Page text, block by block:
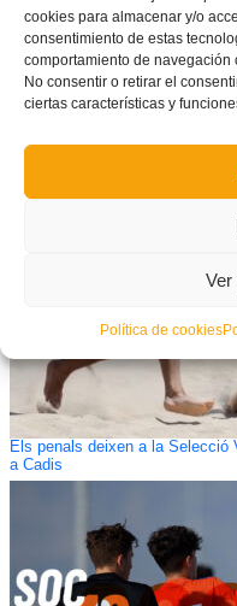
cookies para almacenar y/o
consentimiento de estas
comportamiento de
No consentir o retirar el
ciertas características y
Ver
Política de cookies
CONVOCATÒRIA: Els 12
Els penals deixen a la Selecció
a Cadis